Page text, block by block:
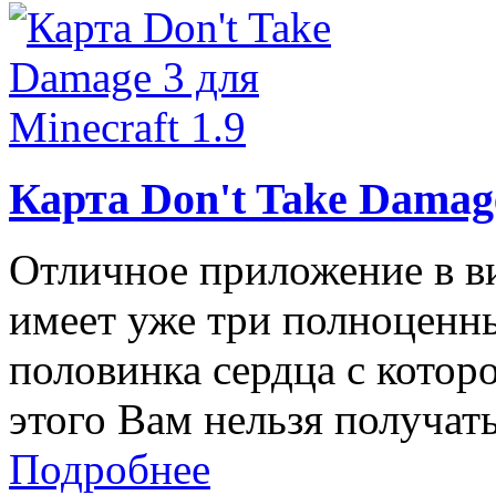
Карта Don't Take
Отличное приложение в
имеет уже три
половинка сердца с
этого Вам нельзя
Подробнее